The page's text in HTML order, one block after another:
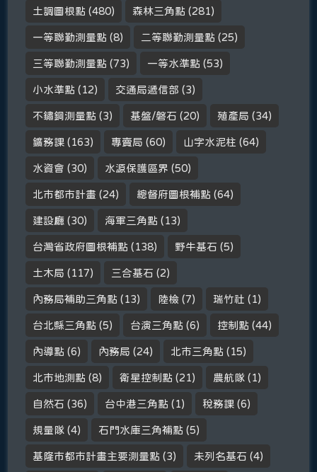
土調圖根點 (480) 森林三角點 (281)
一等聯勤測量點 (8) 二等聯勤測量點 (25)
三等聯勤測量點 (73) 一等水準點 (53)
小水準點 (12) 交通局遞信部 (3)
不鏽鋼測量點 (3) 基盤/磐石 (20) 殖產局 (34)
鑛務課 (163) 專賣局 (60) 山字水泥柱 (64)
水資會 (30) 水源保護區界 (50)
北市都市計畫 (24) 總督府圖根補點 (64)
建設廳 (30) 海軍三角點 (13)
台灣省政府圖根補點 (138) 野牛基石 (5)
土木局 (117) 三合基石 (2)
內務局補助三角點 (13) 陸檢 (7) 瑞竹社 (1)
台北縣三角點 (5) 台演三角點 (6) 控制點 (44)
內導點 (6) 內務局 (24) 北市三角點 (15)
北市地測點 (8) 衛星控制點 (21) 農航隊 (1)
自然石 (36) 台中港三角點 (1) 稅務課 (6)
規量隊 (4) 石門水庫三角補點 (5)
基隆市都市計畫主要測量點 (3) 未列名基石 (4)